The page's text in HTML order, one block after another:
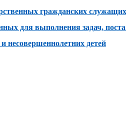
гражданскихслужащих
для выполнения задач,
несовершеннолетних детей